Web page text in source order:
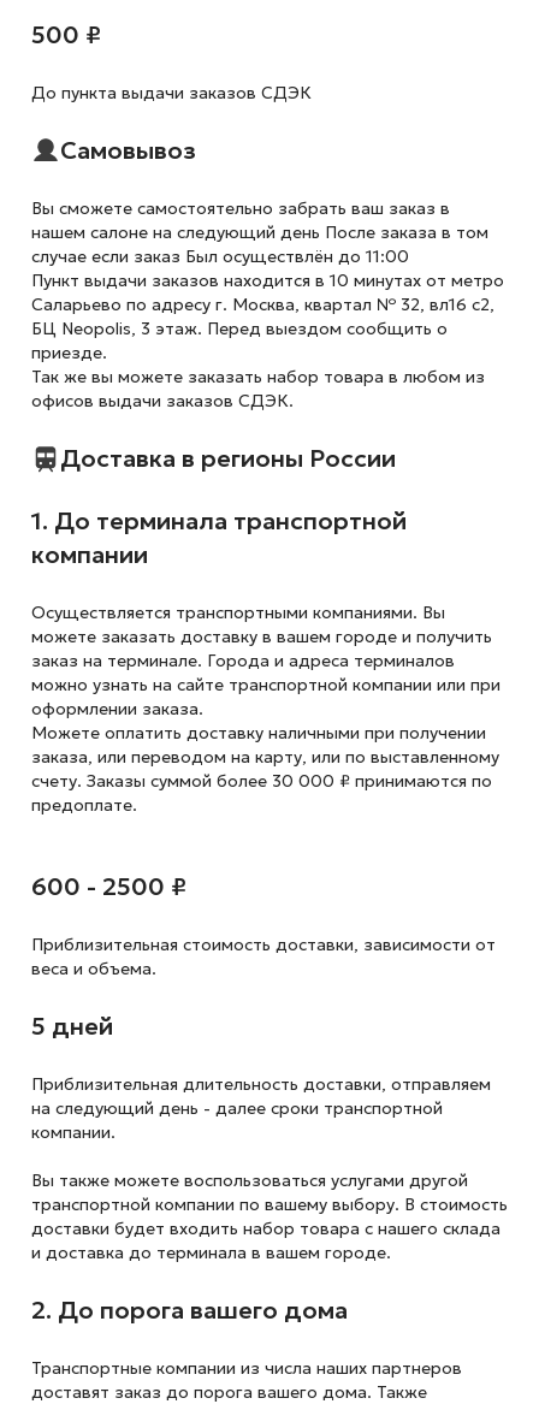
500 ₽
До пункта выдачи заказов СДЭК
Самовывоз
Вы сможете самостоятельно забрать ваш заказ в
нашем салоне на следующий день После заказа в том
случае если заказ Был осуществлён до 11:00
Пункт выдачи заказов находится в 10 минутах от метро
Саларьево по адресу г. Москва, квартал № 32, вл16 с2,
БЦ Neopolis, 3 этаж. Перед выездом сообщить о
приезде.
Так же вы можете заказать набор товара в любом из
офисов выдачи заказов СДЭК.
Доставка в регионы России
1. До терминала транспортной
компании
Осуществляется транспортными компаниями. Вы
можете заказать доставку в вашем городе и получить
заказ на терминале. Города и адреса терминалов
можно узнать на сайте транспортной компании или при
оформлении заказа.
Можете оплатить доставку наличными при получении
заказа, или переводом на карту, или по выставленному
счету. Заказы суммой более 30 000 ₽ принимаются по
предоплате.
600 - 2500 ₽
Приблизительная стоимость доставки, зависимости от
веса и объема.
5 дней
Приблизительная длительность доставки, отправляем
на следующий день - далее сроки транспортной
компании.
Вы также можете воспользоваться услугами другой
транспортной компании по вашему выбору. В стоимость
доставки будет входить набор товара с нашего склада
и доставка до терминала в вашем городе.
2. До порога вашего дома
Транспортные компании из числа наших партнеров
доставят заказ до порога вашего дома. Также